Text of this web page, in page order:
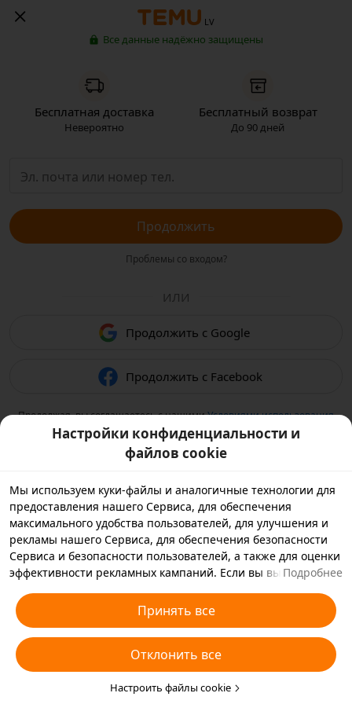
LV
Все данные надёжно защищены
Бесплатная доставка
Невероятно
Бесплатный возврат
До 90 дней
Продолжить
Проблемы со входом?
ИЛИ
Продолжить с Google
Продолжить с Facebook
Продолжая, вы соглашаетесь с нашимиУсловиями использования
и подтверждаете, что прочитали нашу Политику
конфиденциальности
Настройки конфиденциальности и
файлов cookie
Мы используем куки-файлы и аналогичные технологии для
предоставления нашего Сервиса, для обеспечения
максимального удобства пользователей, для улучшения и
рекламы нашего Сервиса, для обеспечения безопасности
Сервиса и безопасности пользователей, а также для оценки
эффективности рекламных кампаний. Если вы выбираете
с которыми мы работаем, будем хранить куки-файлы и
использовать аналогичные технологии на вашем
устройстве в рекламных целях. Вы также можете выбрать
«Отклонить все», чтобы отклонить все необязательные
куки-файлы, или выбрать, какие типы куки-файлов
необходимо принять или отклонить. Для этого нажмите
Подробнее
Принять все
Отклонить все
Настроить файлы cookie